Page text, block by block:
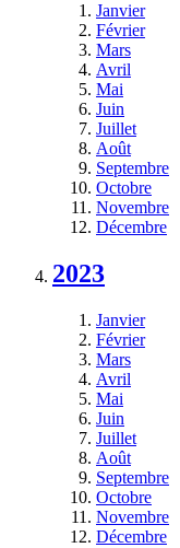
Janvier
Février
Mars
Avril
Mai
Juin
Juillet
Août
Septembre
Octobre
Novembre
Décembre
2023
Janvier
Février
Mars
Avril
Mai
Juin
Juillet
Août
Septembre
Octobre
Novembre
Décembre